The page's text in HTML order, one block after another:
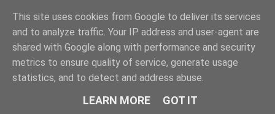
This site uses cookies from Google to deliver its services
and to analyze traffic. Your IP address and user-agent are
shared with Google along with performance and security
metrics to ensure quality of service, generate usage
statistics, and to detect and address abuse.
LEARN MORE GOT IT